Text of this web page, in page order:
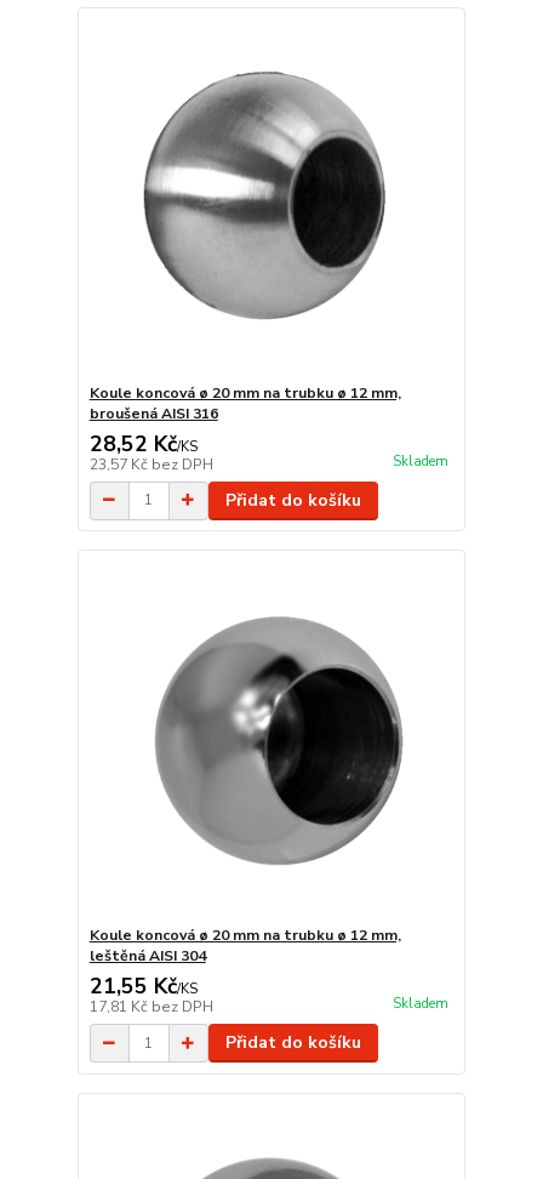
Koule koncová ø 20 mm na trubku ø 12 mm,
broušená AISI 316
28,52 Kč/KS
23,57 Kč bez DPH Skladem
Přidat do košíku
Koule koncová ø 20 mm na trubku ø 12 mm,
leštěná AISI 304
21,55 Kč/KS
17,81 Kč bez DPH Skladem
Přidat do košíku